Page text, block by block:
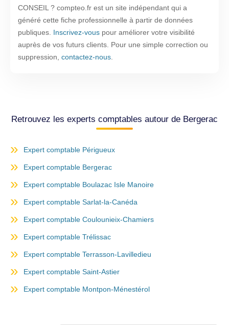
CONSEIL ? compteo.fr est un site indépendant qui a
généré cette fiche professionnelle à partir de données
publiques. Inscrivez-vous pour améliorer votre visibilité
auprès de vos futurs clients. Pour une simple correction ou
suppression, contactez-nous
Retrouvez les experts comptables autour de Bergerac
Expert comptable Périgueux
Expert comptable Bergerac
Expert comptable Boulazac Isle Manoire
Expert comptable Sarlat-la-Canéda
Expert comptable Coulounieix-Chamiers
Expert comptable Trélissac
Expert comptable Terrasson-Lavilledieu
Expert comptable Saint-Astier
Expert comptable Montpon-Ménestérol